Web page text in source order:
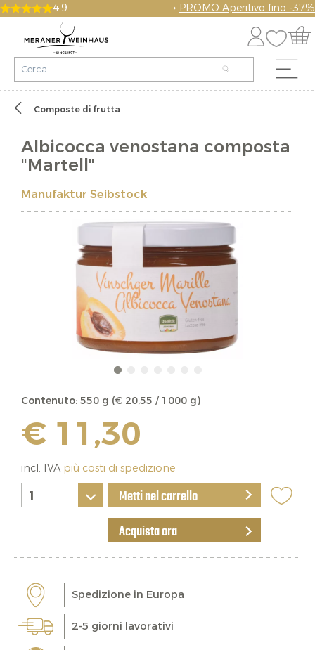
4.9 ➝ PROMO Aperitivo fino -37%
Composte di frutta
Albicocca venostana composta
"Martell"
Manufaktur Seibstock
Contenuto: 550 g (€ 20,55 / 1000 g)
€ 11,30
incl. IVA più costi di spedizione
Metti nel carrello
Acquista ora
Spedizione in Europa
2-5 giorni lavorativi